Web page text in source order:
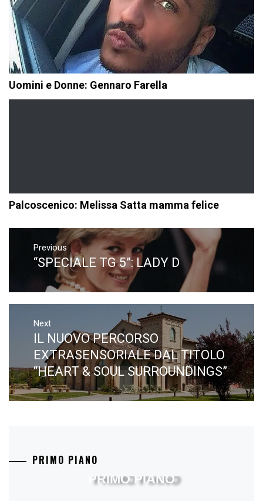
Uomini e Donne: Gennaro Farella
Palcoscenico: Melissa Satta mamma felice
Navigazione
articoli
Previous
Previous
“SPECIALE TG 5”: LADY D
Next
Next
post:
IL NUOVO PERCORSO
EXTRASENSORIALE DAL TITOLO
“HEART & SOUL SURROUNDINGS”
PRIMO PIANO
PRIMO PIANO